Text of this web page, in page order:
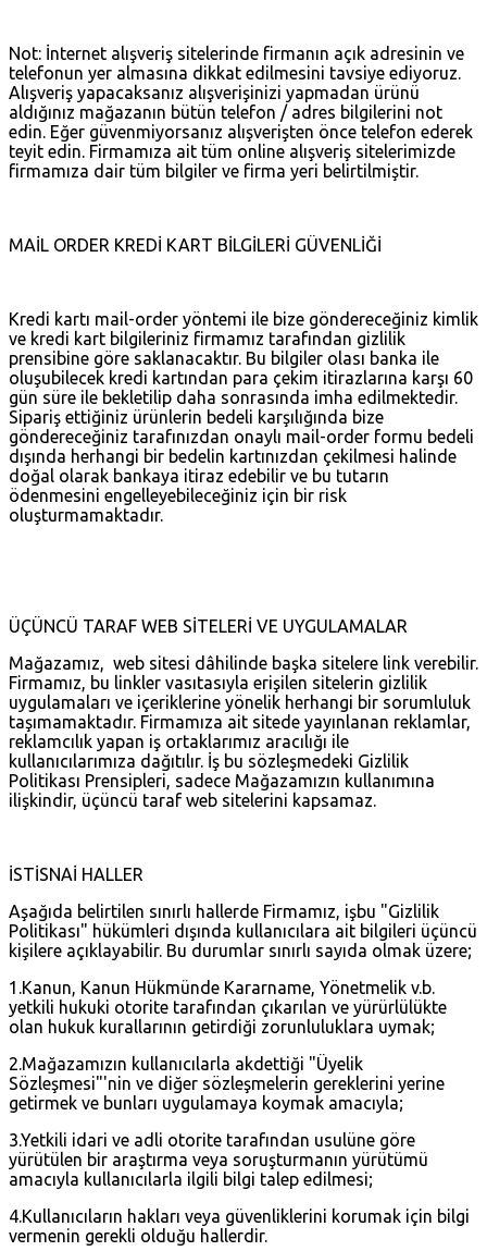
Not: İnternet alışveriş sitelerinde firmanın açık adresinin ve
telefonun yer almasına dikkat edilmesini tavsiye ediyoruz.
Alışveriş yapacaksanız alışverişinizi yapmadan ürünü
aldığınız mağazanın bütün telefon / adres bilgilerini not
edin. Eğer güvenmiyorsanız alışverişten önce telefon ederek
teyit edin. Firmamıza ait tüm online alışveriş sitelerimizde
firmamıza dair tüm bilgiler ve firma yeri belirtilmiştir.
MAİL ORDER KREDİ KART BİLGİLERİ GÜVENLİĞİ
Kredi kartı mail-order yöntemi ile bize göndereceğiniz kimlik
ve kredi kart bilgileriniz firmamız tarafından gizlilik
prensibine göre saklanacaktır. Bu bilgiler olası banka ile
oluşubilecek kredi kartından para çekim itirazlarına karşı 60
gün süre ile bekletilip daha sonrasında imha edilmektedir.
Sipariş ettiğiniz ürünlerin bedeli karşılığında bize
göndereceğiniz tarafınızdan onaylı mail-order formu bedeli
dışında herhangi bir bedelin kartınızdan çekilmesi halinde
doğal olarak bankaya itiraz edebilir ve bu tutarın
ödenmesini engelleyebileceğiniz için bir risk
oluşturmamaktadır.
ÜÇÜNCÜ TARAF WEB SİTELERİ VE UYGULAMALAR
Mağazamız, web sitesi dâhilinde başka sitelere link verebilir.
Firmamız, bu linkler vasıtasıyla erişilen sitelerin gizlilik
uygulamaları ve içeriklerine yönelik herhangi bir sorumluluk
taşımamaktadır. Firmamıza ait sitede yayınlanan reklamlar,
reklamcılık yapan iş ortaklarımız aracılığı ile
kullanıcılarımıza dağıtılır. İş bu sözleşmedeki Gizlilik
Politikası Prensipleri, sadece Mağazamızın kullanımına
ilişkindir, üçüncü taraf web sitelerini kapsamaz.
İSTİSNAİ HALLER
Aşağıda belirtilen sınırlı hallerde Firmamız, işbu "Gizlilik
Politikası" hükümleri dışında kullanıcılara ait bilgileri üçüncü
kişilere açıklayabilir. Bu durumlar sınırlı sayıda olmak üzere;
1.Kanun, Kanun Hükmünde Kararname, Yönetmelik v.b.
yetkili hukuki otorite tarafından çıkarılan ve yürürlülükte
olan hukuk kurallarının getirdiği zorunluluklara uymak;
2.Mağazamızın kullanıcılarla akdettiği "Üyelik
Sözleşmesi"'nin ve diğer sözleşmelerin gereklerini yerine
getirmek ve bunları uygulamaya koymak amacıyla;
3.Yetkili idari ve adli otorite tarafından usulüne göre
yürütülen bir araştırma veya soruşturmanın yürütümü
amacıyla kullanıcılarla ilgili bilgi talep edilmesi;
4.Kullanıcıların hakları veya güvenliklerini korumak için bilgi
vermenin gerekli olduğu hallerdir.